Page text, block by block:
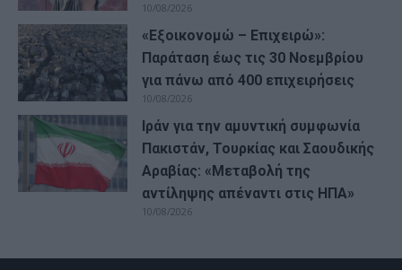
10/08/2026
«Εξοικονομώ – Επιχειρώ»:
Παράταση έως τις 30 Νοεμβρίου
για πάνω από 400 επιχειρήσεις
10/08/2026
Ιράν για την αμυντική συμφωνία
Πακιστάν, Τουρκίας και Σαουδικής
Αραβίας: «Μεταβολή της
αντίληψης απέναντι στις ΗΠΑ»
10/08/2026